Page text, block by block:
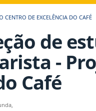
CENTRO DE EXCELÊNCIA DO CAFÉ
de
-
Café